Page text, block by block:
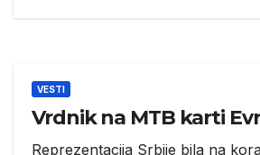
VESTI
Vrdnik na MTB karti
Reprezentacija Srbije bila na